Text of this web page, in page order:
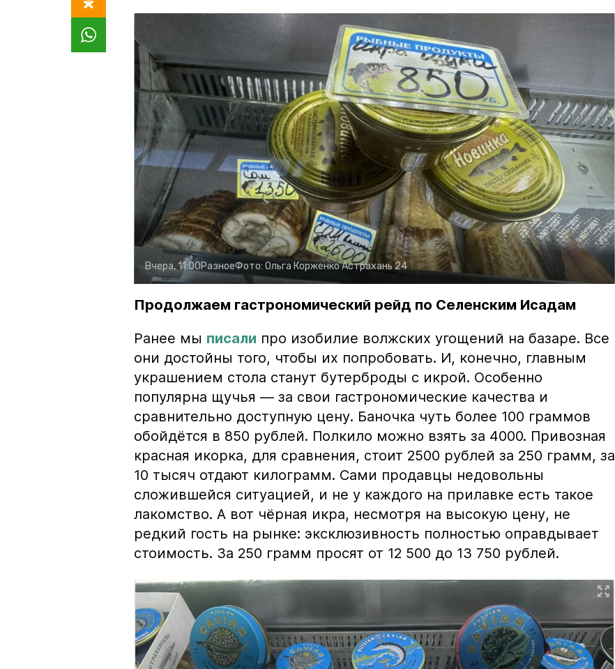
Вчера, 11:00РазноеФото: Ольга КорженкоАстрахань 24
Продолжаем гастрономический рейд по Селенским Исадам
Ранее мы писали про изобилие волжских угощений на базаре. Все
они достойны того, чтобы их попробовать. И, конечно, главным
украшением стола станут бутерброды с икрой. Особенно
популярна щучья — за свои гастрономические качества и
сравнительно доступную цену. Баночка чуть более 100 граммов
обойдётся в 850 рублей. Полкило можно взять за 4000. Привозная
красная икорка, для сравнения, стоит 2500 рублей за 250 грамм, за
10 тысяч отдают килограмм. Сами продавцы недовольны
сложившейся ситуацией, и не у каждого на прилавке есть такое
лакомство. А вот чёрная икра, несмотря на высокую цену, не
редкий гость на рынке: эксклюзивность полностью оправдывает
стоимость. За 250 грамм просят от 12 500 до 13 750 рублей.